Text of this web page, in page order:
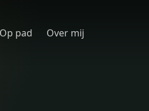
Op pad Over mij